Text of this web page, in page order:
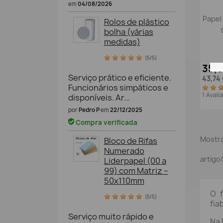
em 04/08/2026
Rolos de plástico
bolha (várias
medidas)
(5/5)
Serviço prático e eficiente.
Funcionários simpáticos e
disponíveis. Ar...
porPedro Pem 22/12/2025
Compra verificada
Bloco de Rifas
Numerado
Liderpapel (00 a
99) com Matriz –
50x110mm
(5/5)
Serviço muito rápido e
43,74
1
O